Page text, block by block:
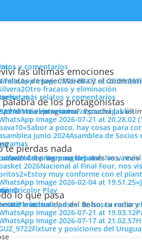
y comentarios
las últimas emociones
relatos de Javier Moreira y el
Otro fracaso y eliminación
más relatos y comentarios
palabra de los protagonistas
perdiste el programa?. Escuchá las
más entrevistas
«La victoria era impostergable»
«Sabor a poco, hay cosas para
Asamblea de Socios
te pierdas nada
del programa lo ponés vos,
todos los programas
«Los intereses del club los
Nacional al Final Four, nos
«Estoy muy conforme con el
Play
lo que pasa
la actualidad del Bolso, tu radio y
más noticias
Período de pases: se busca cerrar
Fixture y posiciones del
historia junto a
que recientemente adquirió una casa en
tricolores, para que a futuro pueda